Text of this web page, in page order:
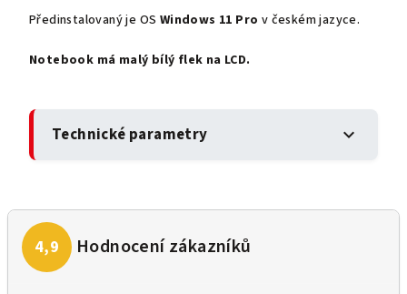
Předinstalovaný je OS Windows 11 Pro v českém jazyce.
Notebook má malý bílý flek na LCD.
Technické parametry expand_more